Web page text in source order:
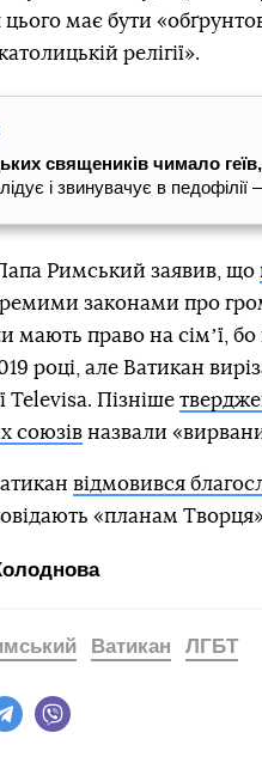
цього має бути
релігії».
священиків чимало
і звинувачує в
Римський заявив, що
законами про
мають право на сімʼї, бо
році, але Ватикан
Televisa. Пізніше
союзівназвали
відмовився
«планам
Telegram
Ватикан ЛГБТ